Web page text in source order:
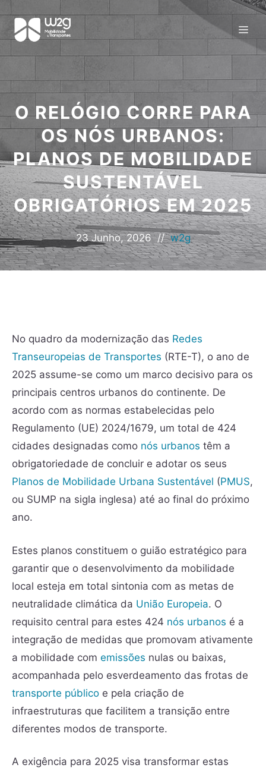
O RELÓGIO CORRE PARA
OS NÓS URBANOS:
PLANOS DE MOBILIDADE
SUSTENTÁVEL
OBRIGATÓRIOS EM 2025
23 Junho, 2026 // w2g
No quadro da modernização das Redes
Transeuropeias de Transportes (RTE-T), o ano de
2025 assume-se como um marco decisivo para os
principais centros urbanos do continente. De
acordo com as normas estabelecidas pelo
Regulamento (UE) 2024/1679, um total de 424
cidades designadas como nós urbanos têm a
obrigatoriedade de concluir e adotar os seus
Planos de Mobilidade Urbana Sustentável (PMUS,
ou SUMP na sigla inglesa) até ao final do próximo
ano.
Estes planos constituem o guião estratégico para
garantir que o desenvolvimento da mobilidade
local esteja em total sintonia com as metas de
neutralidade climática da União Europeia. O
requisito central para estes 424 nós urbanos é a
integração de medidas que promovam ativamente
a mobilidade com emissões nulas ou baixas,
acompanhada pelo esverdeamento das frotas de
transporte público e pela criação de
infraestruturas que facilitem a transição entre
diferentes modos de transporte.
A exigência para 2025 visa transformar estas